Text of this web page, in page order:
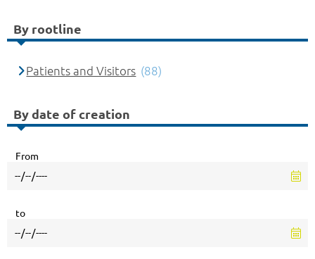
By rootline
Patients and Visitors (88)
By date of creation
From
to